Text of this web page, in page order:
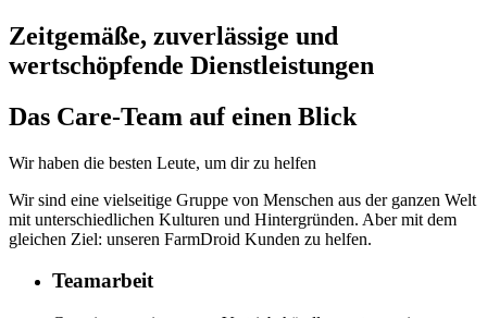
Zeitgemäße, zuverlässige und
wertschöpfende Dienstleistungen
Das Care-Team auf einen Blick
Wir haben die besten Leute, um dir zu helfen
Wir sind eine vielseitige Gruppe von Menschen aus der ganzen Welt
mit unterschiedlichen Kulturen und Hintergründen. Aber mit dem
gleichen Ziel: unseren FarmDroid Kunden zu helfen.
Teamarbeit